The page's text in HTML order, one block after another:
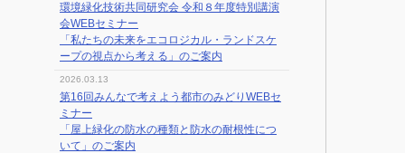
環境緑化技術共同研究会 令和８年度特別講演
会WEBセミナー
「私たちの未来をエコロジカル・ランドスケ
ープの視点から考える」のご案内
2026.03.13
第16回みんなで考えよう都市のみどりWEBセ
ミナー
「屋上緑化の防水の種類と防水の耐根性につ
いて」のご案内